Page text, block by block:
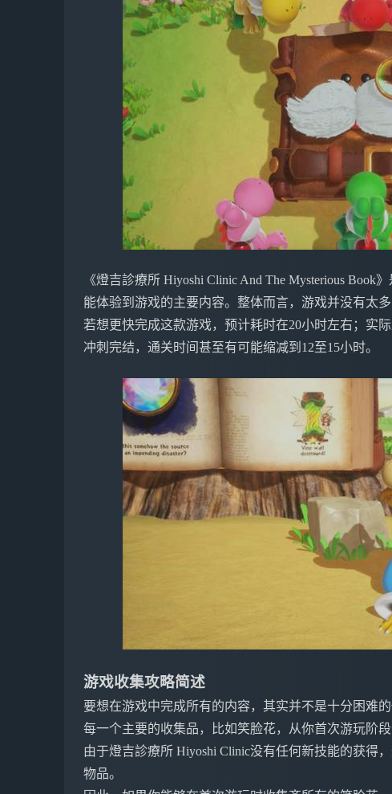
《燈吉診療所 Hiyoshi Clinic And The Mysterious
能体验到游戏的主要内容。整体而言，游戏并没有太多
若想更快完成这款游戏，预计耗时在20小时左右；实
冲刺完结，通关时间甚至有可能缩减到12至15小时。
游戏收集攻略简述
要想在游戏中完成所有的内容，其实并不是十分困难
每一个主要的收集品，比如笑脸花，从你首次游玩阶段
由于燈吉診療所 Hiyoshi Clinic没有任何新技能的获得
物品。